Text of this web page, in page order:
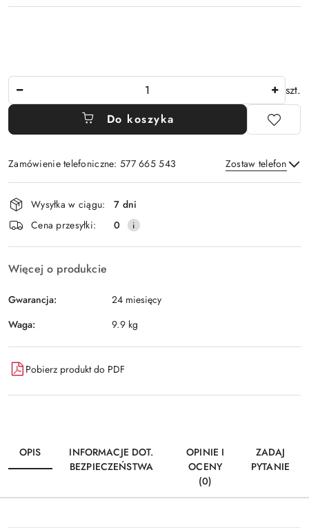
szt.
Do koszyka
Zamówienie telefoniczne: 577 665 543 Zostaw telefon
Wyślij
Dostępność
i
dostawa
Wysyłka w ciągu:
7 dni
Cena przesyłki:
0
Więcej o produkcie
Gwarancja:
24 miesięcy
Waga:
9.9 kg
Pobierz produkt do PDF
OPIS
INFORMACJE DOT.
BEZPIECZEŃSTWA
OPINIE I
OCENY
(0)
ZADAJ
PYTANIE